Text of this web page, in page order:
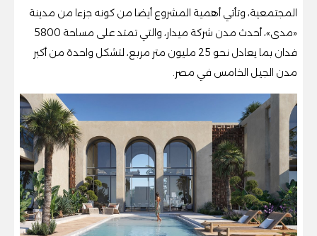
المجتمعية، وتأتي أهمية المشروع أيضا من كونه جزءا من مدينة
«مدى»، أحدث مدن شركة ميدار، والتي تمتد على مساحة 5800
فدان بما يعادل نحو 25 مليون متر مربع، لتشكل واحدة من أكبر
مدن الجيل الخامس في مصر.